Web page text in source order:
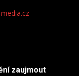
zaujmout